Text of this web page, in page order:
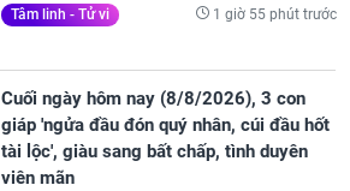
Tâm linh - Tử vi 1 giờ 55 phút trước
Cuối ngày hôm nay (8/8/2026), 3 con
giáp 'ngửa đầu đón quý nhân, cúi đầu hốt
tài lộc', giàu sang bất chấp, tình duyên
viên mãn